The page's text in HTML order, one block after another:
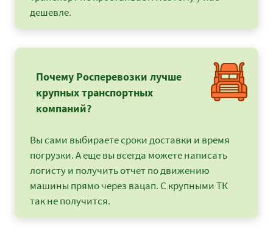
дешевле.
Почему Росперевозки лучше
крупных транспортных
компаний?
Вы сами выбираете сроки доставки и время
погрузки. А еще вы всегда можете написать
логисту и получить отчет по движению
машины прямо через вацап. С крупными ТК
так не получится.